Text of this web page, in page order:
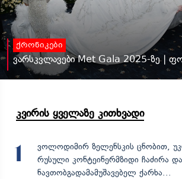
ქრონიკები
ვარსკვლავები Met Gala 2025-ზე |
კვირის ყველაზე კითხვადი
1
ვოლოდიმირ ზელენსკის ცნობით,
რუსული კონტეინერმზიდი ჩაძირა
ნავთობგადამამუშავებელ ქარხა...